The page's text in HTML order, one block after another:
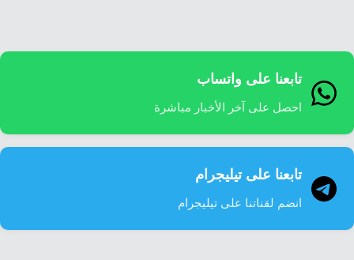
تابعنا على واتساب
احصل على آخر الأخبار مباشرة
تابعنا على تيليجرام
انضم لقناتنا على تيليجرام